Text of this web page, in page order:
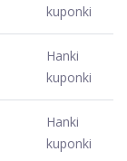
kuponki
Hanki
kuponki
Hanki
kuponki